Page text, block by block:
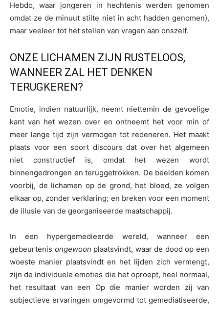
Hebdo, waar jongeren in hechtenis werden genomen
omdat ze de minuut stilte niet in acht hadden genomen),
maar veeleer tot het stellen van vragen aan onszelf.
ONZE LICHAMEN ZIJN RUSTELOOS,
WANNEER ZAL HET DENKEN
TERUGKEREN?
Emotie, indien natuurlijk, neemt niettemin de gevoelige
kant van het wezen over en ontneemt het voor min of
meer lange tijd zijn vermogen tot redeneren. Het maakt
plaats voor een soort discours dat over het algemeen
niet constructief is, omdat het wezen wordt
binnengedrongen en teruggetrokken. De beelden komen
voorbij, de lichamen op de grond, het bloed, ze volgen
elkaar op, zonder verklaring; en breken voor een moment
de illusie van de georganiseerde maatschappij.
In een hypergemedieerde wereld, wanneer een
gebeurtenis ongewoon plaatsvindt, waar de dood op een
woeste manier plaatsvindt en het lijden zich vermengt,
zijn de individuele emoties die het oproept, heel normaal,
het resultaat van een Op die manier worden zij van
subjectieve ervaringen omgevormd tot gemediatiseerde,